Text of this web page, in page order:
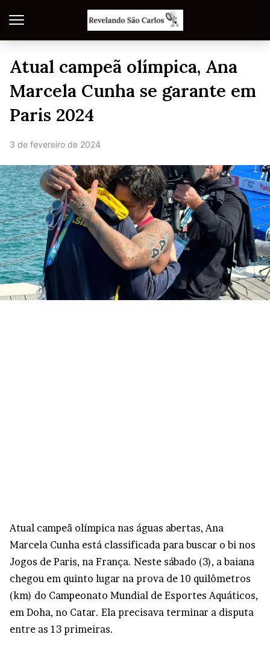
Atual campeã olímpica, Ana
Marcela Cunha se garante em
Paris 2024
3 de fevereiro de 2024
Atual campeã olímpica nas águas abertas, Ana
Marcela Cunha está classificada para buscar o bi nos
Jogos de Paris, na França. Neste sábado (3), a baiana
chegou em quinto lugar na prova de 10 quilômetros
(km) do Campeonato Mundial de Esportes Aquáticos,
em Doha, no Catar. Ela precisava terminar a disputa
entre as 13 primeiras.